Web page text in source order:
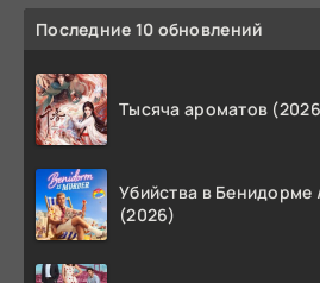
Последние 10 обновлений
Тысяча ароматов
Убийства в
(2026)